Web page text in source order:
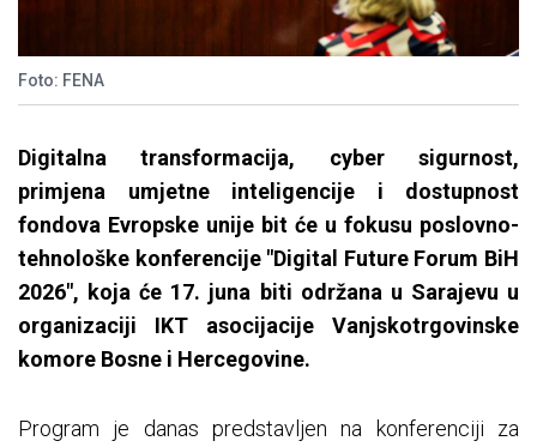
Foto: FENA
Digitalna transformacija, cyber sigurnost,
primjena umjetne inteligencije i dostupnost
fondova Evropske unije bit će u fokusu poslovno-
tehnološke konferencije "Digital Future Forum BiH
2026", koja će 17. juna biti održana u Sarajevu u
organizaciji IKT asocijacije Vanjskotrgovinske
komore Bosne i Hercegovine.
Program je danas predstavljen na konferenciji za